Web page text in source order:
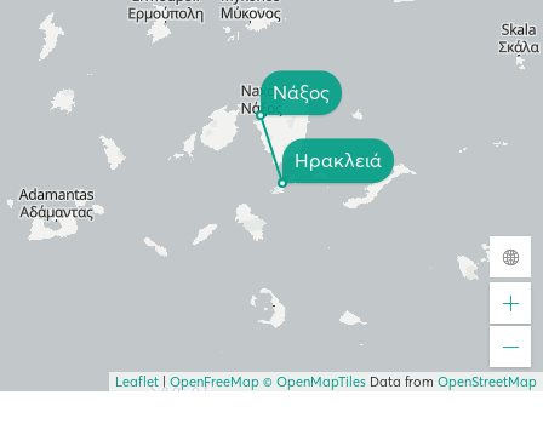
Ηρακλειά
Νάξος
Leaflet OpenFreeMap © OpenMapTiles Data from OpenStreetMap